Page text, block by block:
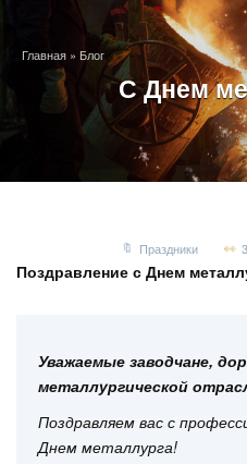
Главная » Блог
С Днем
Праздники
Поздравление с Днем
Уважаемые заводчане,
металлургической
Поздравляем вас с
Днем металлурга!